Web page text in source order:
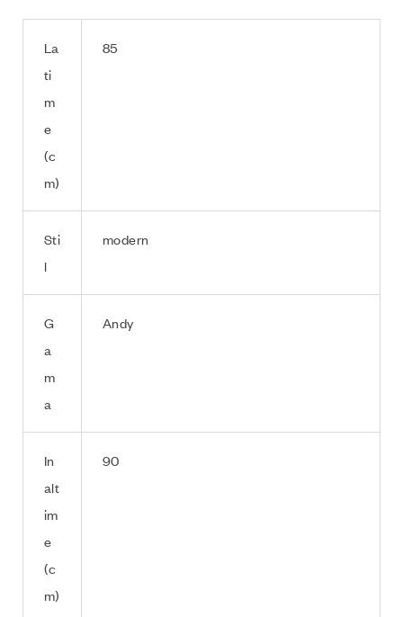
La
ti
m
e
(c
m)
85
Sti
l
modern
G
a
m
a
Andy
In
alt
im
e
(c
m)
90